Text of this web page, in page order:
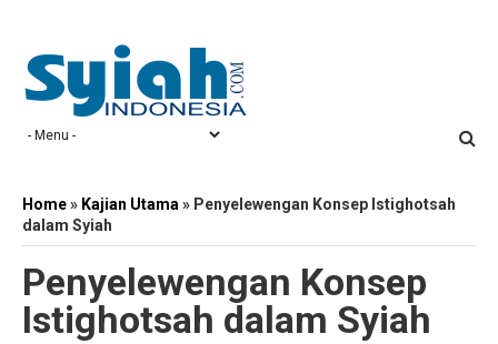
Home» Kajian Utama » Penyelewengan Konsep Istighotsah
dalam Syiah
Penyelewengan Konsep
Istighotsah dalam Syiah